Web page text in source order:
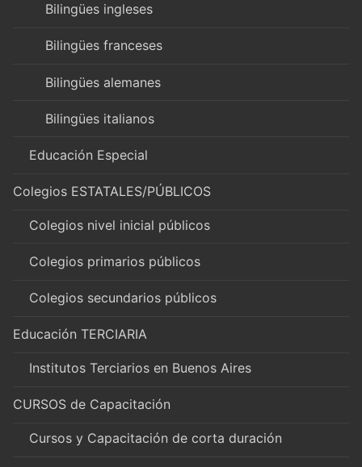
Bilingües ingleses
Bilingües franceses
Bilingües alemanes
Bilingües italianos
Educación Especial
Colegios ESTATALES/PÚBLICOS
Colegios nivel inicial públicos
Colegios primarios públicos
Colegios secundarios públicos
Educación TERCIARIA
Institutos Terciarios en Buenos Aires
CURSOS de Capacitación
Cursos y Capacitación de corta duración